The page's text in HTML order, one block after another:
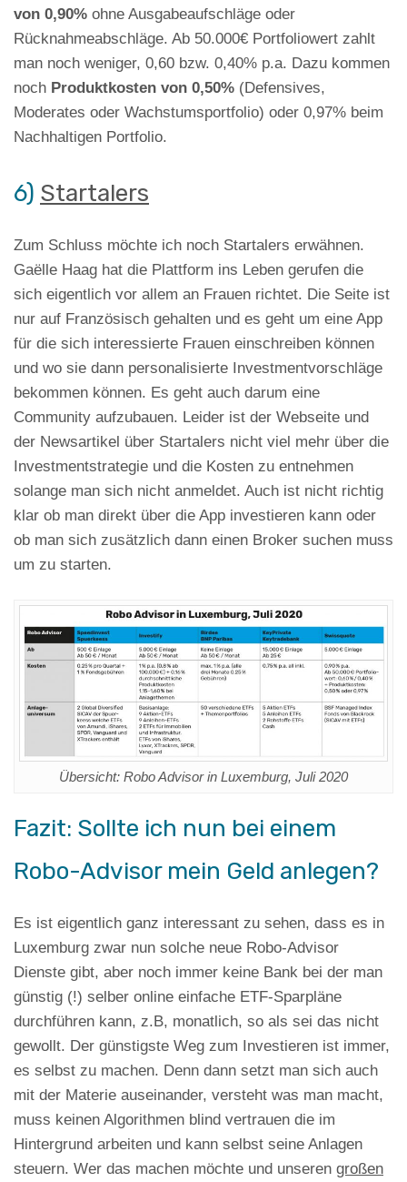
von 0,90% ohne Ausgabeaufschläge oder
Rücknahmeabschläge. Ab 50.000€ Portfoliowert zahlt
man noch weniger, 0,60 bzw. 0,40% p.a. Dazu kommen
noch Produktkosten von 0,50% (Defensives,
Moderates oder Wachstumsportfolio) oder 0,97% beim
Nachhaltigen Portfolio.
6) Startalers
Zum Schluss möchte ich noch Startalers erwähnen.
Gaëlle Haag hat die Plattform ins Leben gerufen die
sich eigentlich vor allem an Frauen richtet. Die Seite ist
nur auf Französisch gehalten und es geht um eine App
für die sich interessierte Frauen einschreiben können
und wo sie dann personalisierte Investmentvorschläge
bekommen können. Es geht auch darum eine
Community aufzubauen. Leider ist der Webseite und
der Newsartikel über Startalers nicht viel mehr über die
Investmentstrategie und die Kosten zu entnehmen
solange man sich nicht anmeldet. Auch ist nicht richtig
klar ob man direkt über die App investieren kann oder
ob man sich zusätzlich dann einen Broker suchen muss
um zu starten.
Übersicht: Robo Advisor in Luxemburg, Juli 2020
Fazit: Sollte ich nun bei einem
Robo-Advisor mein Geld anlegen?
Es ist eigentlich ganz interessant zu sehen, dass es in
Luxemburg zwar nun solche neue Robo-Advisor
Dienste gibt, aber noch immer keine Bank bei der man
günstig (!) selber online einfache ETF-Sparpläne
durchführen kann, z.B, monatlich, so als sei das nicht
gewollt. Der günstigste Weg zum Investieren ist immer,
es selbst zu machen. Denn dann setzt man sich auch
mit der Materie auseinander, versteht was man macht,
muss keinen Algorithmen blind vertrauen die im
Hintergrund arbeiten und kann selbst seine Anlagen
steuern. Wer das machen möchte und unseren großen